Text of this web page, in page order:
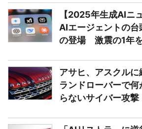
【2025年生成AIニ
AIエージェントの台
の登場 激震の1年
アサヒ、アスクルに
ランドローバーで
らないサイバー攻撃